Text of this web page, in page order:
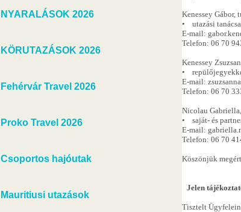
NYARALÁSOK 2026
KÖRUTAZÁSOK 2026
Fehérvár Travel 2026
Proko Travel 2026
Csoportos hajóutak
Mauritiusi utazások
Kenessey Gábor,
• utazási
E-mail:
Telefon: 06 70
Kenessey
•
E-mail:
Telefon: 06 70
Nicolau
• saját- és
E-mail:
Telefon: 06 70
Köszönjük
Jelen
Tisztelt